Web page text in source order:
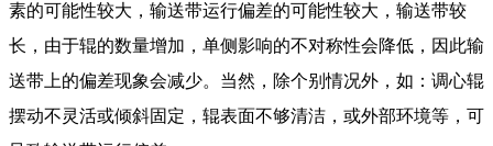
素的可能性较大，输送带运行偏差的可能性较大，输送带较
长，由于辊的数量增加，单侧影响的不对称性会降低，因此输
送带上的偏差现象会减少。当然，除个别情况外，如：调心辊
摆动不灵活或倾斜固定，辊表面不够清洁，或外部环境等，可